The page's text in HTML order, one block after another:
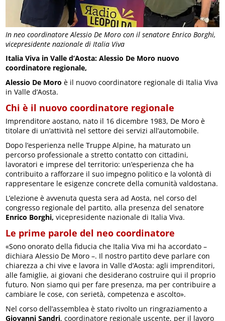
In neo coordinatore Alessio De Moro con il senatore Enrico Borghi,
vicepresidente nazionale di Italia Viva
Italia Viva in Valle d’Aosta: Alessio De Moro nuovo
coordinatore regionale,
Alessio De Moro è il nuovo coordinatore regionale di Italia Viva
in Valle d’Aosta.
Chi è il nuovo coordinatore regionale
Imprenditore aostano, nato il 16 dicembre 1983, De Moro è
titolare di un’attività nel settore dei servizi all’automobile.
Dopo l’esperienza nelle Truppe Alpine, ha maturato un
percorso professionale a stretto contatto con cittadini,
lavoratori e imprese del territorio: un’esperienza che ha
contribuito a rafforzare il suo impegno politico e la volontà di
rappresentare le esigenze concrete della comunità valdostana.
L’elezione è avvenuta questa sera ad Aosta, nel corso del
congresso regionale del partito, alla presenza del senatore
Enrico Borghi, vicepresidente nazionale di Italia Viva.
Le prime parole del neo coordinatore
«Sono onorato della fiducia che Italia Viva mi ha accordato –
dichiara Alessio De Moro –. Il nostro partito deve parlare con
chiarezza a chi vive e lavora in Valle d’Aosta: agli imprenditori,
alle famiglie, ai giovani che desiderano costruire qui il proprio
futuro. Non siamo qui per fare presenza, ma per contribuire a
cambiare le cose, con serietà, competenza e ascolto».
Nel corso dell’assemblea è stato rivolto un ringraziamento a
Giovanni Sandri, coordinatore regionale uscente, per il lavoro